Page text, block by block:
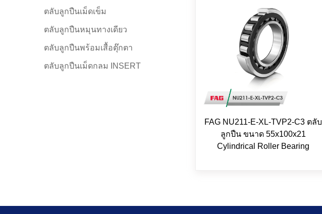
FAG NU211-E-XL-TVP2-C3 ตลับ
ลูกปืน ขนาด 55x100x21
Cylindrical Roller Bearing
ตลับลูกปืนเม็ดเข็ม
ตลับลูกปืนหมุนทางเดียว
ตลับลูกปืนพร้อมเสื้อตุ๊กตา
ตลับลูกปืนเม็ดกลม INSERT